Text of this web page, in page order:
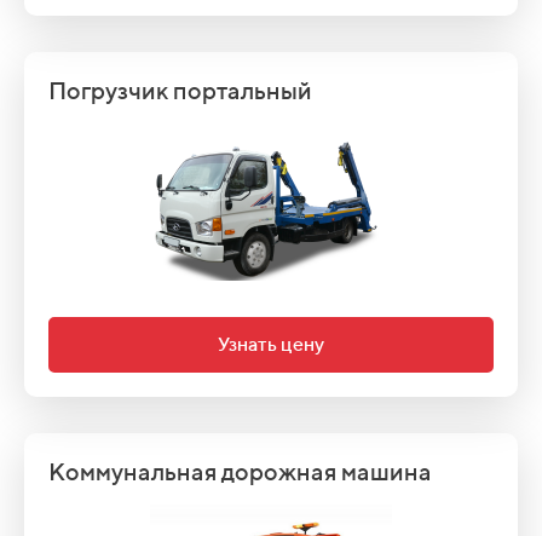
Погрузчик портальный
Узнать цену
Коммунальная дорожная машина